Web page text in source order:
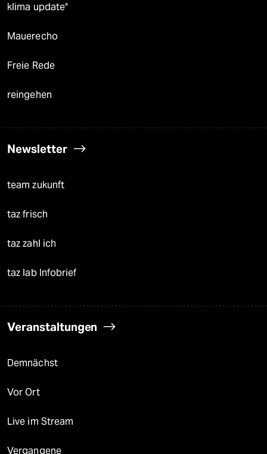
klima update°
Mauerecho
Freie Rede
reingehen
Newsletter
team zukunft
taz frisch
taz zahl ich
taz lab Infobrief
Veranstaltungen
Demnächst
Vor Ort
Live im Stream
Vergangene